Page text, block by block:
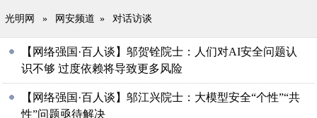
光明网 » 网安频道 » 对话访谈
【网络强国·百人谈】邬贺铨院士：人们对AI安全问题认
识不够 过度依赖将导致更多风险
【网络强国·百人谈】邬江兴院士：大模型安全“个性”“共
性”问题亟待解决